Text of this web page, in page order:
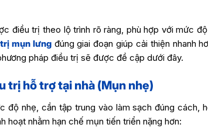
điều trị theo lộ trình rõ ràng, phù hợp với mức
trị mụn lưngđúng giai đoạn giúp cải thiện nhanh
pháp điều trị sẽ được đề cập dưới đây.
trị hỗ trợ tại nhà (Mụn nhẹ)
độ nhẹ, cần tập trung vào làm sạch đúng cách,
hoạt nhằm hạn chế mụn tiến triển nặng hơn: